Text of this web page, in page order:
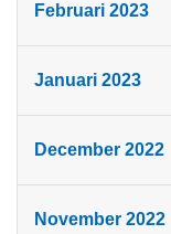
Februari 2023
Januari 2023
December 2022
November 2022